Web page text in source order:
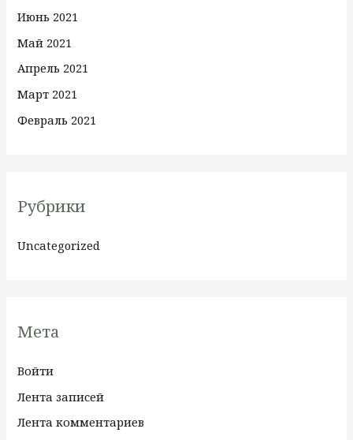
Июнь 2021
Май 2021
Апрель 2021
Март 2021
Февраль 2021
Рубрики
Uncategorized
Мета
Войти
Лента записей
Лента комментариев